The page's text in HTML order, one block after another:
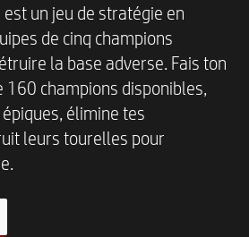
un jeu de stratégie en
de cinq champions
la base adverse. Fais ton
160 champions disponibles,
élimine tes
leurs tourelles pour